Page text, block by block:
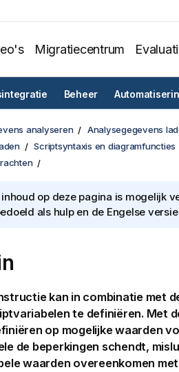
Migratiecentrum
Beheer
analyseren
Analysegegevens
Scriptsyntaxis en diagramfuncties
op deze pagina is mogelijk
als hulp en de Engelse
kan in combinatie met
variabelen te definiëren. Met
op mogelijke waarden
de beperkingen schendt,
waarden overeenkomen